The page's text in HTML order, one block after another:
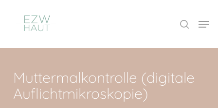
search
Muttermalkontrolle (digitale
Auflichtmikroskopie)
Close